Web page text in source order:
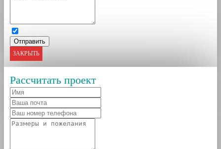
ЗАКРЫТЬ
Рассчитать проект